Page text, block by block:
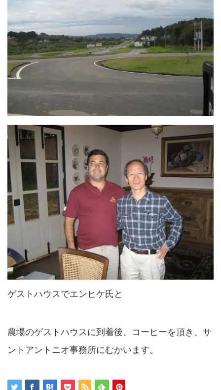
ゲストハウスでエンヒケ氏と
農場のゲストハウスに到着後、コーヒーを頂き、サ
ントアントニオ事務所にむかいます。